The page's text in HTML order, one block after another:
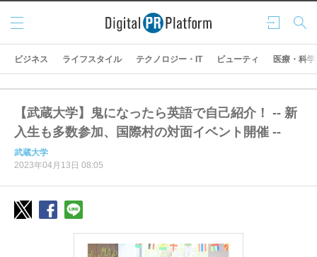
ログ
イン
検索
メニ
ュー
ビジネス ライフスタイル テクノロジー・IT ビューティ 医療・科学
【武蔵大学】鬼になったら英語で自己紹介！ -- 新
入生も多数参加、国際村の対面イベント開催 --
武蔵大学
2023年04月13日 08:05